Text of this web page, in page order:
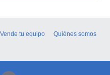
Vende tu equipo
Quiénes somos